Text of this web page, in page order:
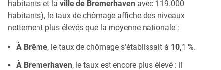
habitants et la ville de Bremerhaven avec 119.000
habitants), le taux de chômage affiche des niveaux
nettement plus élevés que la moyenne nationale :
À Brême, le taux de chômage s'établissait à 10,1 %.
À Bremerhaven, le taux est encore plus élevé : il